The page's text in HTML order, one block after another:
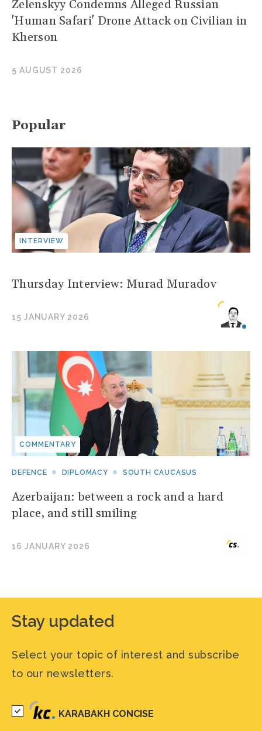
Zelenskyy Condemns Alleged Russian
'Human Safari' Drone Attack on Civilian in
Kherson
5 AUGUST 2026
Popular
INTERVIEW
Thursday Interview: Murad Muradov
15 JANUARY 2026
COMMENTARY
DEFENCE DIPLOMACY SOUTH CAUCASUS
Azerbaijan: between a rock and a hard
place, and still smiling
16 JANUARY 2026
Stay updated
Select your topic of interest and subscribe
to our newsletters.
KARABAKH CONCISE